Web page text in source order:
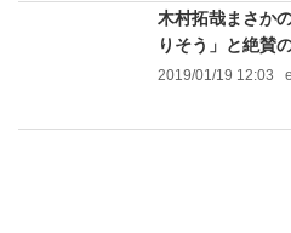
木村拓哉まさか
りそう」と絶賛
2019/01/19 12:03